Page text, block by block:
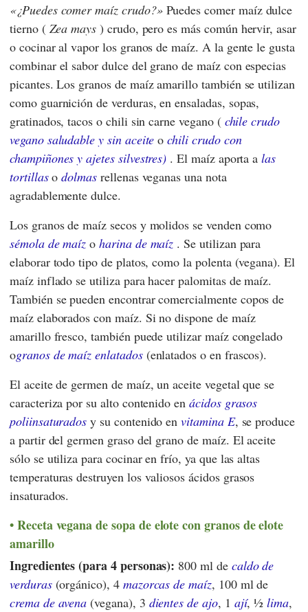
¿Puedes comer maíz crudo? Puedes comer maíz dulce
tierno ( Zea mays ) crudo, pero es más común hervir, asar
o cocinar al vapor los granos de maíz. A la gente le gusta
combinar el sabor dulce del grano de maíz con especias
picantes. Los granos de maíz amarillo también se utilizan
como guarnición de verduras, en ensaladas, sopas,
gratinados, tacos o chili sin carne vegano ( chile crudo
vegano saludable y sin aceite ochili crudo con
champiñones y ajetes silvestres) . El maíz aporta alas
tortillasodolmas rellenas veganas una nota
agradablemente dulce.
Los granos de maíz secos y molidos se venden como
sémola de maíz oharina de maíz . Se utilizan para
elaborar todo tipo de platos, como la polenta (vegana). El
maíz inflado se utiliza para hacer palomitas de maíz.
También se pueden encontrar comercialmente copos de
maíz elaborados con maíz. Si no dispone de maíz
amarillo fresco, también puede utilizar maíz congelado
ogranos de maíz enlatados(enlatados o en frascos).
El aceite de germen de maíz, un aceite vegetal que se
caracteriza por su alto contenido enácidos grasos
poliinsaturados y su contenido envitamina E, se produce
a partir del germen graso del grano de maíz. El aceite
sólo se utiliza para cocinar en frío, ya que las altas
temperaturas destruyen los valiosos ácidos grasos
insaturados.
Receta vegana de sopa de elote con granos de elote
amarillo
Ingredientes (para 4 personas): 800 ml de caldo de
verduras(orgánico), 4 mazorcas de maíz, 100 ml de
crema de avena (vegana), 3 dientes de ajo, 1 ají, ½lima,